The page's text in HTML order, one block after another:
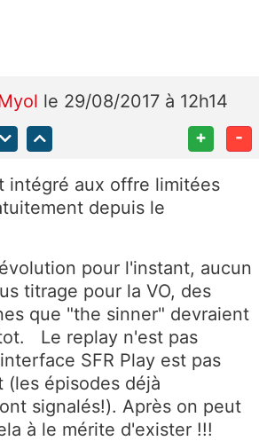
le 29/08/2017 à 12h14
+ -
intégré aux offre limitées
depuis le
pour l'instant, aucun
titrage pour la VO, des
que "the sinner" devraient
Le replay n'est pas
SFR Play est pas
épisodes déjà
signalés!). Après on peut
à le mérite d'exister !!!